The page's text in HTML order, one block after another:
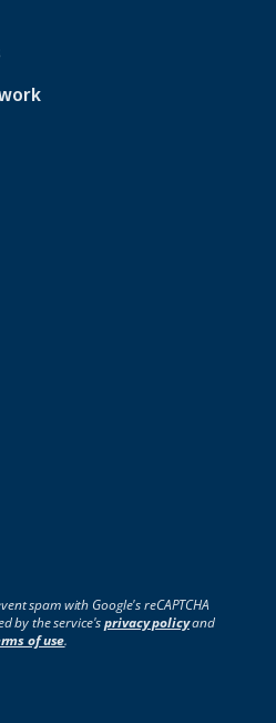
spam with Google's reCAPTCHA
by the service'sprivacy policyand
of use.